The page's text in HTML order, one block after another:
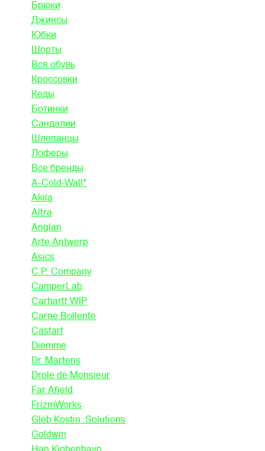
Брюки
Джинсы
Юбки
Шорты
Вся обувь
Кроссовки
Кеды
Ботинки
Сандалии
Шлепанцы
Лоферы
Все бренды
A-Cold-Wall*
Akila
Altra
Anglan
Arte Antwerp
Asics
C.P. Company
CamperLab
Carhartt WIP
Carne Bollente
Castart
Diemme
Dr. Martens
Drole de Monsieur
Far Afield
FrizmWorks
Gleb Kostin .Solutions
Goldwin